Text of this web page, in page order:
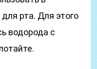
рта. Для этого
водорода с